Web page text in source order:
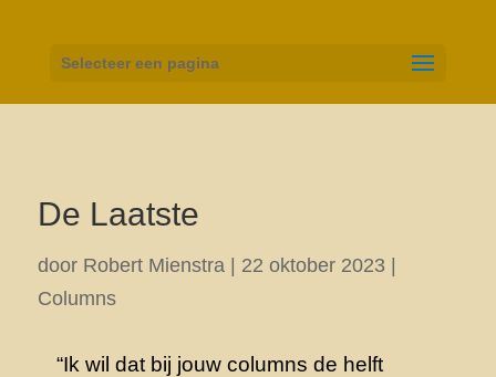
Selecteer een pagina
De Laatste
door Robert Mienstra| 22 oktober 2023|
Columns
“Ik wil dat bij jouw columns de helft